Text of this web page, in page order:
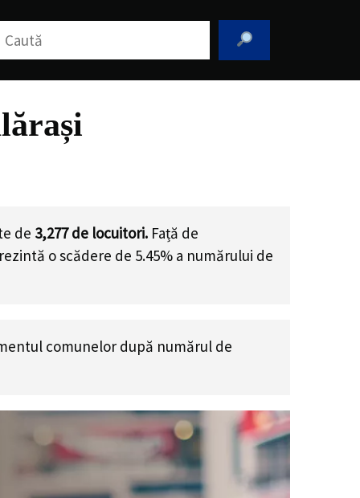
Caută
de 3,277de locuitori. Față de
o scădere de 5.45% a numărului de
comunelor după numărul de